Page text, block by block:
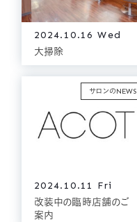
2024.10.16 Wed
大掃除
2024.10.11 Fri
サロンのNEWS
改装中の臨時店舗のご
案内